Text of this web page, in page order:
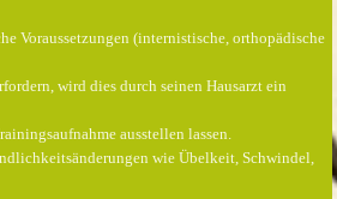
Voraussetzungen (internistische, orthopädische
wird dies durch seinen Hausarzt ein
ausstellen lassen.
wie Übelkeit, Schwindel,